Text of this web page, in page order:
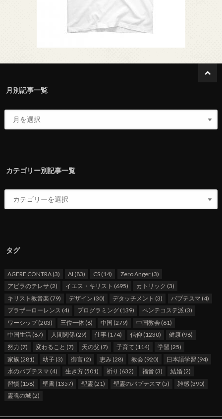
月別記事一覧
カテゴリー別記事一覧
タグ
AGERE CONTRA(3) AI (83) CS (14) Zero Anger(3)
アビラのテレサ(2) イエス・キリスト (695) カトリック (3)
キリスト教音楽 (79) デザイン (30) デタッチメント (3) バプテスマ (4)
ブラザーローレンス (4) プログラミング (139) ペンテコステ派 (3)
ワーシップ(203) 三位一体 (6) 中国 (279) 中国教会(61)
中国生活(87) 人間関係 (29) 仕事 (174) 信仰 (1230) 健康(96)
努力 (7) 変わること (7) 天の父 (7) 子育て (114) 学習 (25)
家族(281) 幼子 (3) 御言 (2) 恵み(28) 教会(920) 日本語学習 (94)
水のバプテスマ (4) 生き方 (501) 祈り (632) 福音(3) 結婚(2)
習慣(158) 聖書 (1357) 聖霊 (21) 聖霊のバプテスマ (5) 雑感(390)
霊魂の城(2)